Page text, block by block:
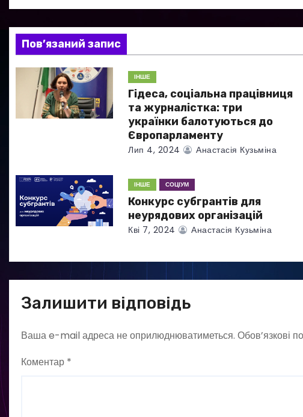
і
я
з
п
і
в
Пов’язаний запис
ІНШЕ
Гідеса, соціальна працівниця
та журналістка: три
українки балотуються до
Європарламенту
Лип 4, 2024 Анастасія Кузьміна
ІНШЕ СОЦІУМ
Конкурс субгрантів для
неурядових організацій
Кві 7, 2024 Анастасія Кузьміна
Залишити відповідь
Ваша e-mail адреса не оприлюднюватиметься. Обов’язкові
Коментар *